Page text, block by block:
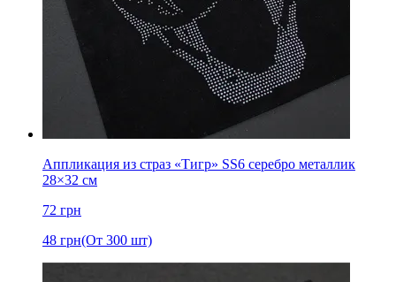
Аппликация из страз «Тигр» SS6 серебро металлик
28×32 см
72 грн
48 грн(От 300 шт)